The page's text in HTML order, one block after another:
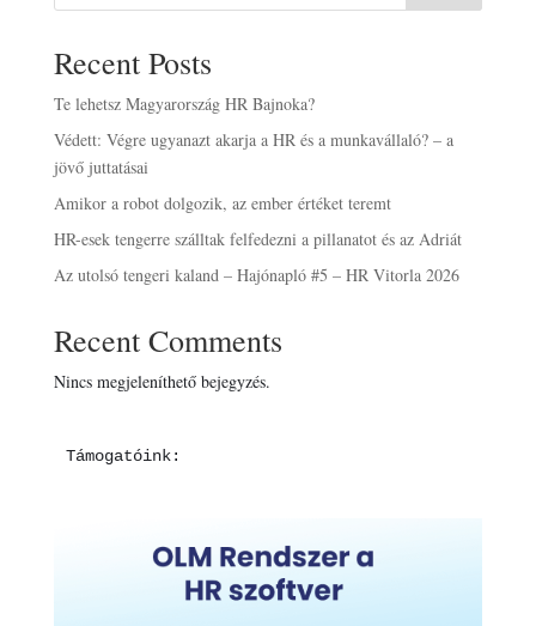
Recent Posts
Te lehetsz Magyarország HR Bajnoka?
Védett: Végre ugyanazt akarja a HR és a munkavállaló? – a
jövő juttatásai
Amikor a robot dolgozik, az ember értéket teremt
HR-esek tengerre szálltak felfedezni a pillanatot és az Adriát
Az utolsó tengeri kaland – Hajónapló #5 – HR Vitorla 2026
Recent Comments
Nincs megjeleníthető bejegyzés.
Támogatóink: